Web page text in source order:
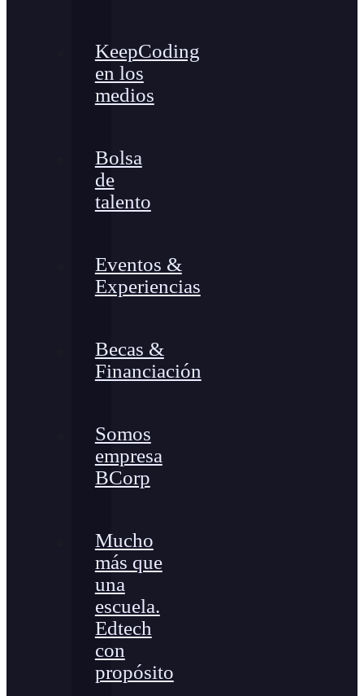
KeepCoding
en los
medios
Bolsa
de
talento
Eventos &
Experiencias
Becas &
Financiación
Somos
empresa
BCorp
Mucho
más que
una
escuela.
Edtech
con
propósito